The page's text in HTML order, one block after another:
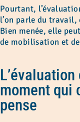
Pourtant,
l’on parle du travail,
Bien menée, elle
de mobilisation et de
moment qui
pense